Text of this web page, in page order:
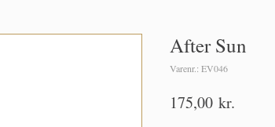
After Sun
Varenr.: EV046
175,00 kr.